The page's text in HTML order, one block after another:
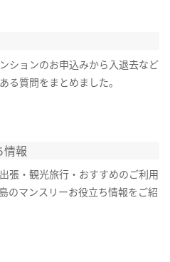
ションのお申込みから入退去など
る質問をまとめました。
情報
張・観光旅行・おすすめのご利用
のマンスリーお役立ち情報をご紹